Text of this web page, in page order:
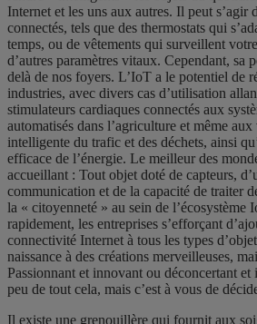
Internet et les uns aux autres. Il peut s’agir
connectés, tels que des thermostats qui
temps, ou de vêtements qui surveillent
d’autres paramètres vitaux. Cependant, sa
delà de nos foyers. L’IoT a le potentiel de
industries, avec divers cas d’utilisation
stimulateurs cardiaques connectés aux
automatisés dans l’agriculture et même
intelligente du trafic et des déchets, ainsi
efficace de l’énergie. Le meilleur des
accueillant : Tout objet doté de capteurs,
communication et de la capacité de traiter
la « citoyenneté » au sein de l’écosystème
rapidement, les entreprises s’efforçant
connectivité Internet à tous les types
naissance à des créations merveilleuses,
Passionnant et innovant ou déconcertant
peu de tout cela, mais c’est à vous de
Il existe une grenouillère qui fournit aux